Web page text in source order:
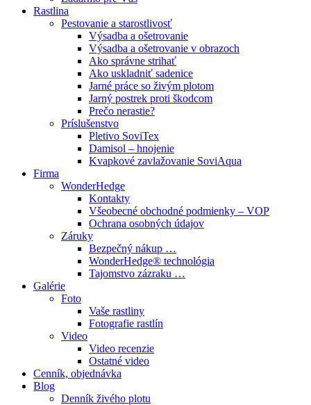
Rastlina
Pestovanie a starostlivosť
Výsadba a ošetrovanie
Výsadba a ošetrovanie v obrazoch
Ako správne strihať
Ako uskladniť sadenice
Jarné práce so živým plotom
Jarný postrek proti škodcom
Prečo nerastie?
Príslušenstvo
Pletivo SoviTex
Damisol – hnojenie
Kvapkové zavlažovanie SoviAqua
Firma
WonderHedge
Kontakty
Všeobecné obchodné podmienky – VOP
Ochrana osobných údajov
Záruky
Bezpečný nákup …
WonderHedge® technológia
Tajomstvo zázraku …
Galérie
Foto
Vaše rastliny
Fotografie rastlín
Video
Video recenzie
Ostatné video
Cenník, objednávka
Blog
Denník živého plotu